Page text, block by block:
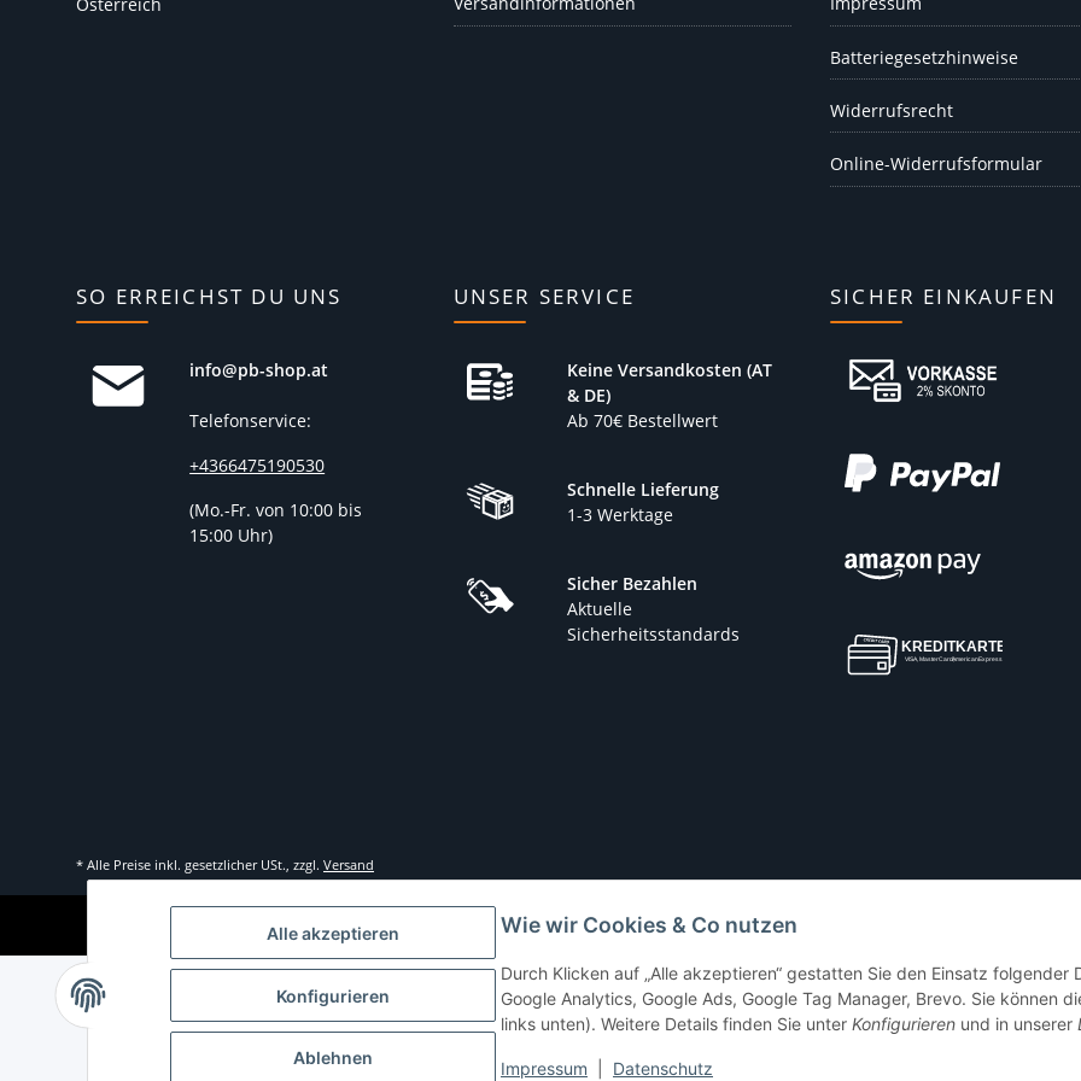
Alle akzeptieren
Konfigurieren
Ablehnen
Wie wir Cookies & Co nutzen
Durch Klicken auf „Alle akzeptieren“ gestatten Sie den Einsatz folgender
Google Analytics, Google Ads, Google Tag Manager, Brevo. Sie können
links unten). Weitere Details finden Sie unter Konfigurieren und in unserer
Impressum Datenschutz
Batteriegesetzhinweise
Widerrufsrecht
Online-Widerrufsformular
SO ERREICHST DU UNS
info@pb-shop.at
Telefonservice:
+4366475190530
(Mo.-Fr. von 10:00 bis
15:00 Uhr)
UNSER SERVICE
Keine Versandkosten (AT
& DE)
Ab 70€ Bestellwert
Schnelle Lieferung
1-3 Werktage
Sicher Bezahlen
Aktuelle
Sicherheitsstandards
SICHER EINKAUFEN
* Alle Preise inkl. gesetzlicher USt., zzgl. Versand
© pb-shop.at